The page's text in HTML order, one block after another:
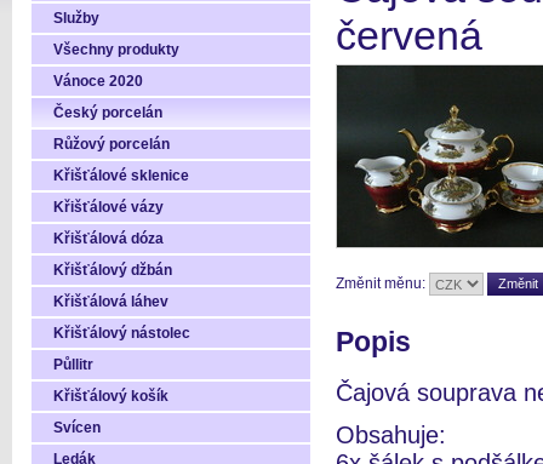
Služby
Všechny produkty
Vánoce 2020
Český porcelán
Růžový porcelán
Křišťálové sklenice
Křišťálové vázy
Křišťálová dóza
Křišťálový džbán
Křišťálová láhev
Křišťálový nástolec
Půllitr
Křišťálový košík
Svícen
Ledák
červená
Změnit měnu:
Popis
Čajová souprava
Obsahuje: